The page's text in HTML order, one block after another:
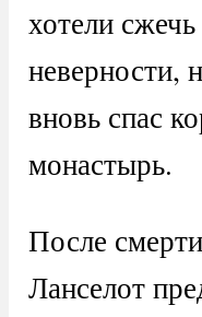
хотели
неверности,
вновь спас
монастырь.
После
Ланселот